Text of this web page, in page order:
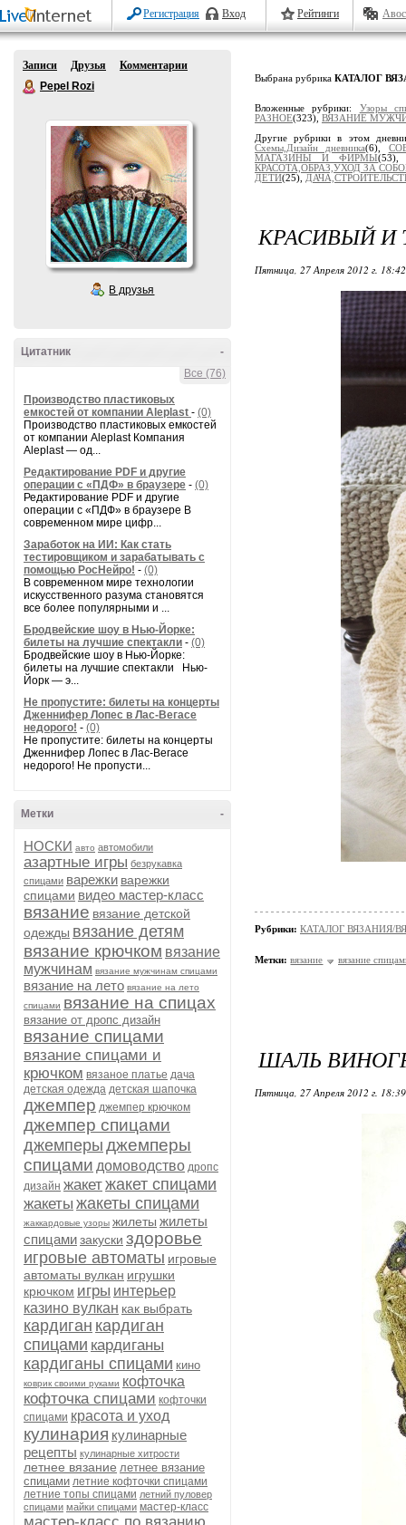
Регистрация Вход Рейтинги
Записи Друзья
Комментарии
Pepel Rozi
В друзья
-
Цитатник
Все (76)
Производство пластиковых
емкостей от компании Aleplast - (0)
Производство пластиковых емкостей
от компании Aleplast Компания
Aleplast — од...
Редактирование PDF и другие
операции с «ПДФ» в браузере - (0)
Редактирование PDF и другие
операции с «ПДФ» в браузере В
современном мире цифр...
Заработок на ИИ: Как стать
тестировщиком и зарабатывать с
помощью РосНейро! - (0)
В современном мире технологии
искусственного разума становятся
все более популярными и ...
Бродвейские шоу в Нью-Йорке:
билеты на лучшие спектакли - (0)
Бродвейские шоу в Нью-Йорке:
билеты на лучшие спектакли Нью-
Йорк — э...
Не пропустите: билеты на концерты
Дженнифер Лопес в Лас-Вегасе
недорого! - (0)
Не пропустите: билеты на концерты
Дженнифер Лопес в Лас-Вегасе
недорого! Не пропусти...
-
Метки
НОСКИ авто автомобили
азартные игры безрукавка
спицами варежки варежки
спицами видео мастер-класс
вязание вязание детской
одежды вязание детям
вязание крючком вязание
мужчинам вязание мужчинам спицами
вязание на лето вязание на лето
спицами вязание на спицах
вязание от дропс дизайн
вязание спицами
вязание спицами и
крючком вязаное платье дача
детская одежда детская шапочка
джемпер джемпер крючком
джемпер спицами
джемперы джемперы
спицами домоводство дропс
дизайн жакетжакет спицами
жакеты жакеты спицами
жаккардовые узоры жилеты жилеты
спицамизакуски здоровье
игровые автоматы игровые
автоматы вулкан игрушки
крючком игры интерьер
казино вулкан как выбрать
кардиган кардиган
спицами кардиганы
кардиганы спицами кино
коврик своими руками кофточка
кофточка спицами кофточки
спицами красота и уход
кулинария кулинарные
рецепты кулинарные хитрости
летнее вязание летнее вязание
спицами летние кофточки спицами
летние топы спицами летний пуловер
спицами майки спицами мастер-класс
Выбрана рубрика КАТАЛОГ
Вложенные рубрики: Узоры
РАЗНОЕ(323), ВЯЗАНИЕ
Другие рубрики в этом
Схемы,Дизайн дневника(6),
МАГАЗИНЫ И ФИРМЫ
КРАСОТА,ОБРАЗ,УХОД ЗА
ДЕТИ(25),
КРАСИВЫЙ
Пятница, 27 Апреля 2012 г.
Рубрики: КАТАЛОГ ВЯЗАНИЯ/
Метки: вязание вязание
ШАЛЬ
Пятница, 27 Апреля 2012 г.